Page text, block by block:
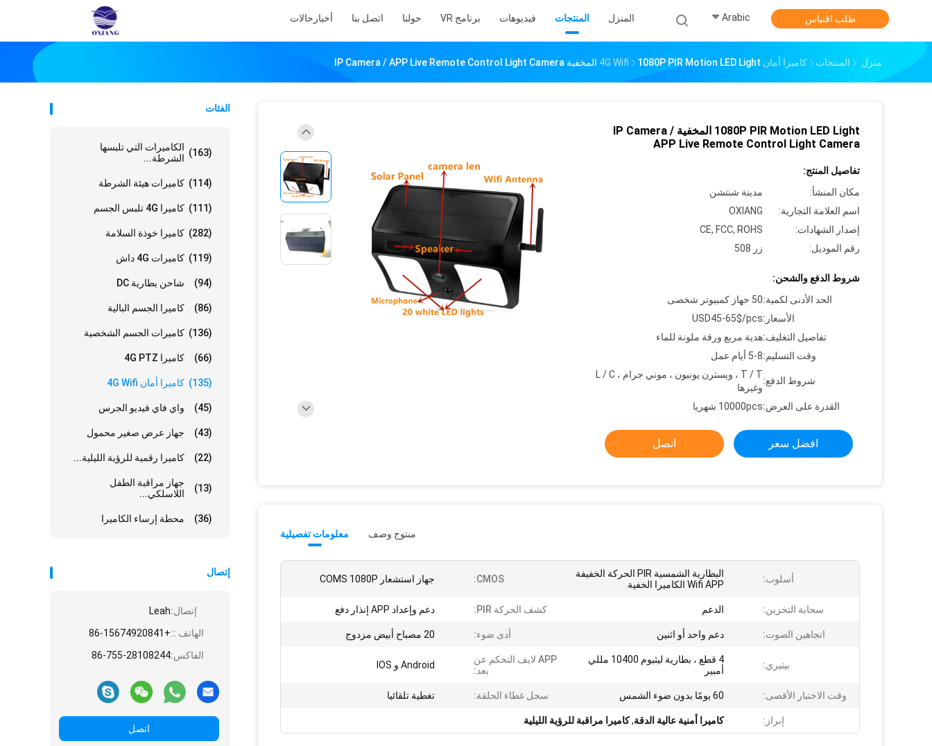
المنزل المنتجات فيديوهات برنامج VR حولنا اتصل بنا أخبار حالات Arabic طلب اقتباس
منزل المنتجات كاميرا أمان 4G Wifi 1080P PIR Motion LED Light المخفية IP Camera / APP Live Remote Control Light Camera
الفئات
الكاميرات التي تلبسها
الشرطة...
(163)
كاميرات هيئة الشرطة (114)
كاميرا 4G تلبس الجسم (111)
كاميرا خوذة السلامة (282)
كاميرات 4G داش (119)
شاحن بطارية DC (94)
كاميرا الجسم البالية (86)
كاميرات الجسم الشخصية (136)
كاميرا 4G PTZ (66)
كاميرا أمان 4G Wifi (135)
واي فاي فيديو الجرس (45)
جهاز عرض صغير محمول (43)
كاميرا رقمية للرؤية الليلية... (22)
جهاز مراقبة الطفل
اللاسلكي...
(13)
محطة إرساء الكاميرا (36)
إتصال
إتصال:Leah
الهاتف ::+86-15674920841
الفاكس:86-755-28108244
اتصل
1080P PIR Motion LED Light المخفية IP Camera /
APP Live Remote Control Light Camera
تفاصيل المنتج:
مكان المنشأ:
مدينة شنتشن
اسم العلامة التجارية:
OXIANG
إصدار الشهادات:
CE, FCC, ROHS
رقم الموديل:
زر 508
شروط الدفع والشحن:
الحد الأدنى لكمية:50 جهاز كمبيوتر شخصى
الأسعار:USD45-65$/pcs
تفاصيل التغليف:هدية مربع ورقة ملونة للماء
وقت التسليم:5-8 أيام عمل
شروط الدفع:
T / T ، ويسترن يونيون ، موني جرام ، L / C
وغيرها
القدرة على العرض:10000pcs شهريا
افضل سعر اتصل
معلومات تفصيلية منتوج وصف
أسلوب:
البطارية الشمسية PIR الحركة الخفيفة
Wifi APP الكاميرا الخفية
CMOS: جهاز استشعار COMS 1080P
سحابة التخزين: الدعم كشف الحركة PIR: دعم وإعداد APP إنذار دفع
اتجاهين الصوت: دعم واحد أو اثنين أدى ضوء: 20 مصباح أبيض مزدوج
بيتيري:
4 قطع ، بطارية ليثيوم 10400 مللي
أمبير
APP لايف التحكم عن
بعد:
Android و IOS
وقت الاختبار الأقصى: 60 يومًا بدون ضوء الشمس سجل غطاء الحلقة: تغطية تلقائيا
إبراز: كاميرا أمنية عالية الدقة,كاميرا مراقبة للرؤية الليلية